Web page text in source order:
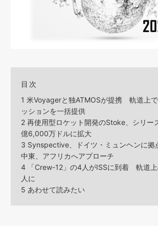
目次
1 米Voyagerと独ATMOSが提携 軌道上で
ッションを一括提供
2 再使用型ロケット開発のStoke、シリー
億6,000万ドルに拡大
3 Synspective、ドイツ・ミュンヘンに拠
中東、アフリカへアプローチ
4 「Crew-12」の4人がISSに到着 軌道
人に
5 あわせて読みたい